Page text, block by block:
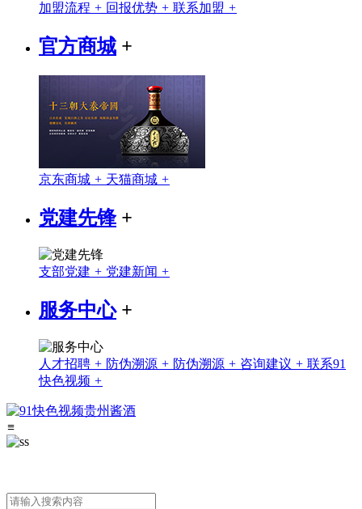
加盟流程 + 回报优势 + 联系加盟 +
官方商城 +
京东商城 + 天猫商城 +
党建先锋+
支部党建 + 党建新闻 +
服务中心+
人才招聘 + 防伪溯源 + 防伪溯源 + 咨询建议 + 联系91
快色视频 +
≡